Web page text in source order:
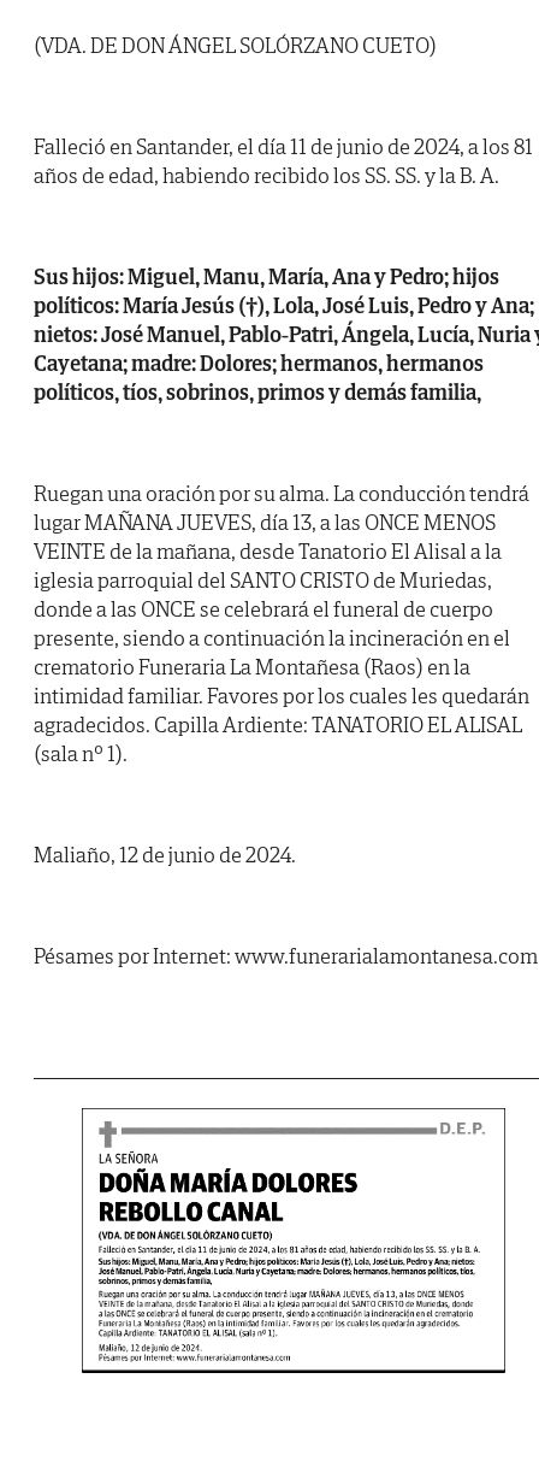
(VDA. DE DON ÁNGEL SOLÓRZANO CUETO)
Falleció en Santander, el día 11 de junio de 2024, a los 81
años de edad, habiendo recibido los SS. SS. y la B. A.
Sus hijos: Miguel, Manu, María, Ana y Pedro; hijos
políticos: María Jesús (†), Lola, José Luis, Pedro y Ana;
nietos: José Manuel, Pablo-Patri, Ángela, Lucía, Nuria
Cayetana; madre: Dolores; hermanos, hermanos
políticos, tíos, sobrinos, primos y demás familia,
Ruegan una oración por su alma. La conducción tendrá
lugar MAÑANA JUEVES, día 13, a las ONCE MENOS
VEINTE de la mañana, desde Tanatorio El Alisal a la
iglesia parroquial del SANTO CRISTO de Muriedas,
donde a las ONCE se celebrará el funeral de cuerpo
presente, siendo a continuación la incineración en el
crematorio Funeraria La Montañesa (Raos) en la
intimidad familiar. Favores por los cuales les quedarán
agradecidos. Capilla Ardiente: TANATORIO EL ALISAL
(sala nº 1).
Maliaño, 12 de junio de 2024.
Pésames por Internet: www.funerarialamontanesa.com